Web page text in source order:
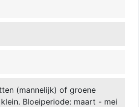
(mannelijk) of groene
Bloeiperiode: maart - mei